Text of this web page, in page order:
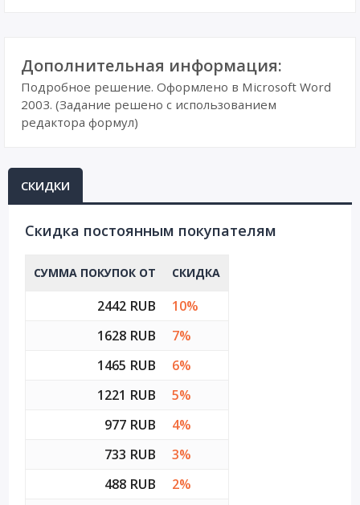
Дополнительная информация:
Подробное решение. Оформлено в Microsoft Word
2003. (Задание решено с использованием
редактора формул)
СКИДКИ
Cкидка постоянным покупателям
СУММА ПОКУПОК ОТ СКИДКА
2442 RUB
10%
1628 RUB
7%
1465 RUB
6%
1221 RUB
5%
977 RUB
4%
733 RUB
3%
488 RUB
2%